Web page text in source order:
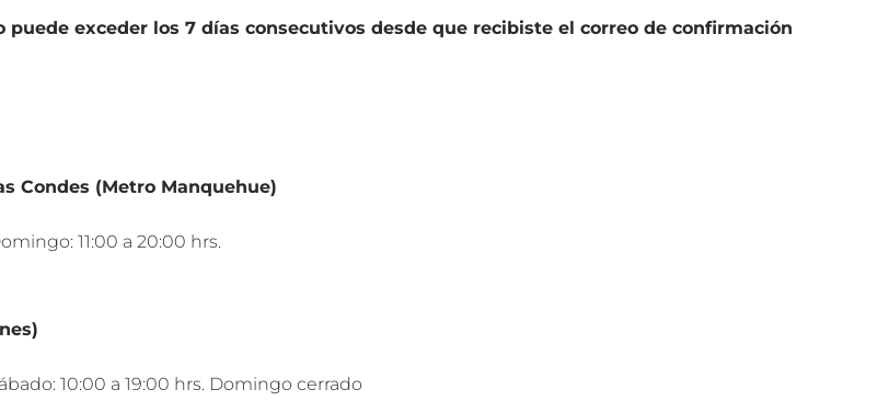
exceder los 7 días consecutivos desde que recibiste el correo de confirmación
Condes (Metro Manquehue)
11:00 a 20:00 hrs.
10:00 a 19:00 hrs. Domingo cerrado